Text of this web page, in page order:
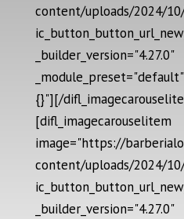
content/uploads/2024/
_builder_version="4.27.0"
{}"][/
[difl_imagecarouselitem
image="https://
content/uploads/2024/
_builder_version="4.27.0"